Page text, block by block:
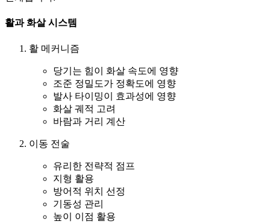
활과 화살 시스템
활 메커니즘
당기는 힘이 화살 속도에 영향
조준 정밀도가 정확도에 영향
발사 타이밍이 효과성에 영향
화살 궤적 고려
바람과 거리 계산
이동 전술
유리한 전략적 점프
지형 활용
방어적 위치 선정
기동성 관리
높이 이점 활용